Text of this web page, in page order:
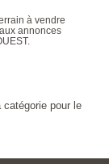
à vendre
annonces
catégorie pour le